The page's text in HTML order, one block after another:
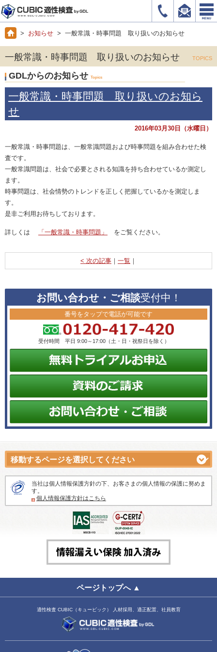
> お知らせ > 一般常識・時事問題 取り扱いのお知らせ
一般常識・時事問題 取り扱いのお知らせ TOPICS
GDLからのお知らせ Topics
一般常識・時事問題 取り扱いのお知ら
せ
2016年03月30日（水曜日）
一般常識・時事問題は、一般常識問題および時事問題を組み合わせた検
査です。
一般常識問題は、社会で必要とされる知識を持ち合わせているか測定し
ます。
時事問題は、社会情勢のトレンドを正しく把握しているかを測定しま
す。
是非ご利用お待ちしております。
詳しくは 「一般常識・時事問題」 をご覧ください。
< 次の記事 ｜ 一覧 ｜
お問い合わせ・ご相談受付中！
番号をタップで電話が可能です
受付時間 平日 9:00～17:00（土・日・祝祭日を除く）
当社は個人情報保護方針の下、お客さまの個人情報の保護に努めま
す。
個人情報保護方針はこちら
ページトップへ ▲
適性検査 CUBIC（キュービック） 人材採用、適正配置、社員教育